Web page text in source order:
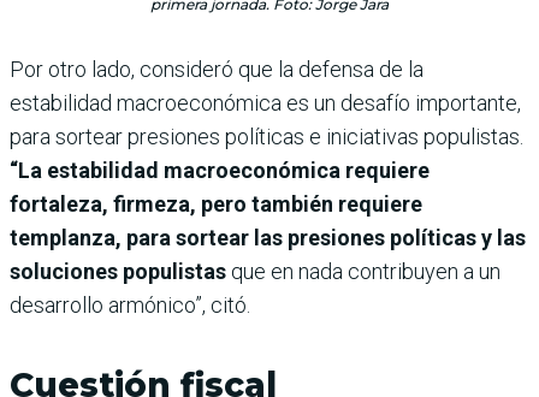
primera jornada. Foto: Jorge Jara
Por otro lado, consideró que la defensa de la
estabilidad macroeconómica es un desafío importante,
para sortear presiones políticas e iniciativas populistas.
“La estabilidad macroeconómica requiere
fortaleza, firmeza, pero también requiere
templanza, para sortear las presiones políticas y las
soluciones populistas que en nada contribuyen a un
desarrollo armónico”, citó.
Cuestión fiscal